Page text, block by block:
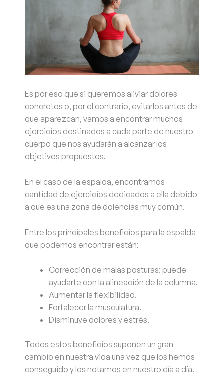
Es por eso que si queremos aliviar dolores
concretos o, por el contrario, evitarlos antes de
que aparezcan, vamos a encontrar muchos
ejercicios destinados a cada parte de nuestro
cuerpo que nos ayudarán a alcanzar los
objetivos propuestos.
En el caso de la espalda, encontramos
cantidad de ejercicios dedicados a ella debido
a que es una zona de dolencias muy común.
Entre los principales beneficios para la espalda
que podemos encontrar están:
Corrección de malas posturas: puede
ayudarte con la alineación de la columna.
Aumentar la flexibilidad.
Fortalecer la musculatura.
Disminuye dolores y estrés.
Todos estos beneficios suponen un gran
cambio en nuestra vida una vez que los hemos
conseguido y los notamos en nuestro día a día.